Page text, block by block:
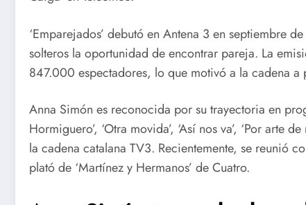
‘Emparejados’ debutó en Antena 3 en septiembre
solteros la oportunidad de encontrar pareja. La
847.000 espectadores, lo que motivó a la cadena
Anna Simón es reconocida por su trayectoria en
Hormiguero’, ‘Otra movida’, ‘Así nos va’, ‘Por arte
la cadena catalana TV3. Recientemente, se reunió
plató de ‘Martínez y Hermanos’ de Cuatro.